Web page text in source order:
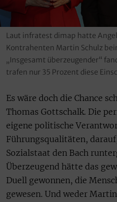
Laut infratest dimap hatte
Kontrahenten Martin Schulz
„Insgesamt überzeugender“
trafen nur 35 Prozent diese
Es wäre doch die Chance
Thomas Gottschalk. Die
eigene politische
Führungsqualitäten,
Sozialstaat den Bach
Überzeugend hätte das
Duell gewonnen, die
gewesen. Und weder